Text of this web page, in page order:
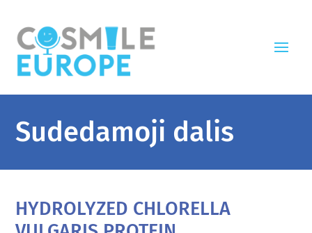
Sudedamoji dalis
HYDROLYZED CHLORELLA